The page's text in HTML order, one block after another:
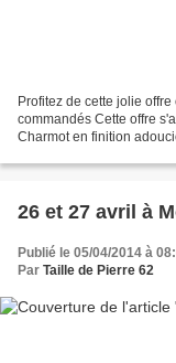
Profitez de cette jolie
commandés Cette offre
Charmot en finition
26 et 27 avril à
Publié le 05/04/2014 à
Par Taille de Pierre 62